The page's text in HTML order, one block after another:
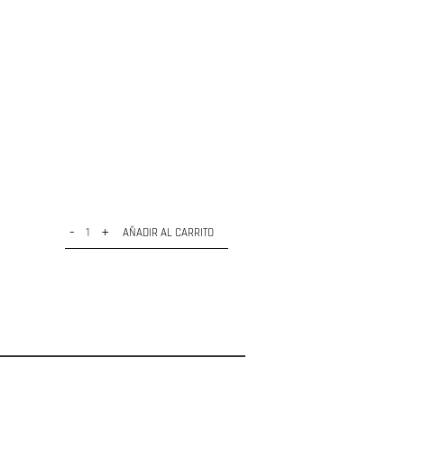
- + AÑADIR AL CARRITO